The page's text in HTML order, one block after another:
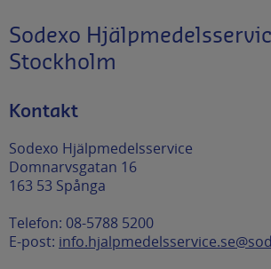
Sodexo
Stockholm
Kontakt
Sodexo Hjälpmedelsservice
Domnarvsgatan 16
163 53 Spånga
Telefon: 08-5788 5200
E-post: